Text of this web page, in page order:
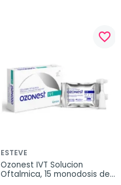
favorite_border
ESTEVE
Ozonest IVT Solucion
Oftalmica, 15 monodosis de